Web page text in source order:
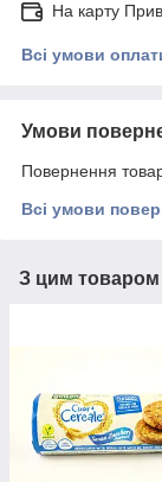
На карту
Всі умови
Умови
Повернення
Всі умови
З цим